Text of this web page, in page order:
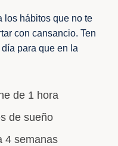
los hábitos que no te
con cansancio. Ten
para que en la
de 1 hora
de sueño
4 semanas